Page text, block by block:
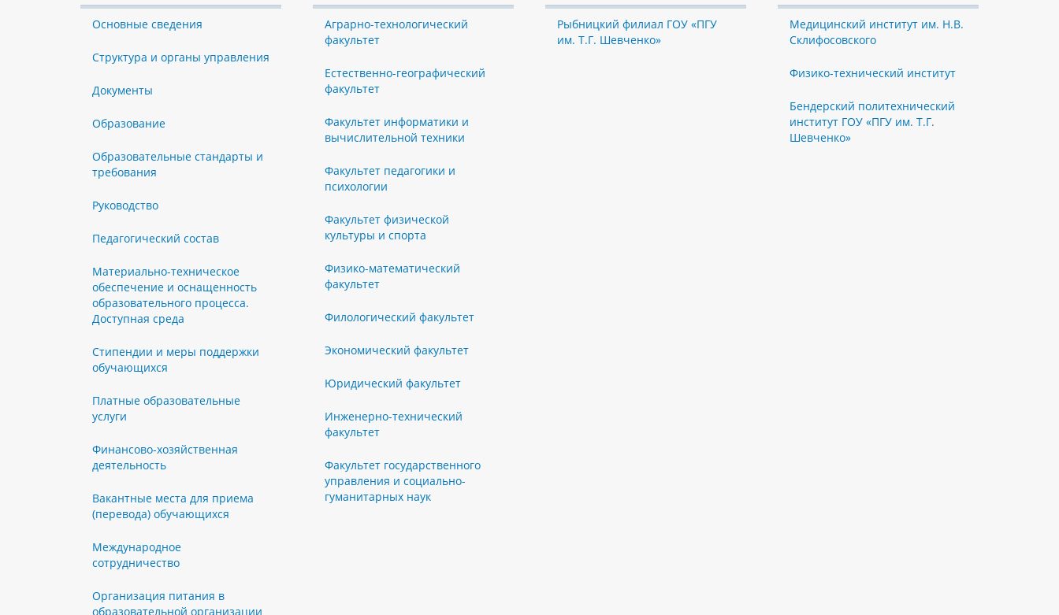
Основные сведения
Структура и органы управления
Документы
Образование
Образовательные стандарты и
требования
Руководство
Педагогический состав
Материально-техническое
обеспечение и оснащенность
образовательного процесса.
Доступная среда
Стипендии и меры поддержки
обучающихся
Платные образовательные
услуги
Финансово-хозяйственная
деятельность
Вакантные места для приема
(перевода) обучающихся
Международное
сотрудничество
Организация питания в
образовательной организации
Аграрно-технологический
факультет
Естественно-географический
факультет
Факультет информатики и
вычислительной техники
Факультет педагогики и
психологии
Факультет физической
культуры и спорта
Физико-математический
факультет
Филологический факультет
Экономический факультет
Юридический факультет
Инженерно-технический
факультет
Факультет государственного
управления и социально-
гуманитарных наук
Рыбницкий филиал ГОУ «ПГУ
им. Т.Г. Шевченко»
Медицинский институт им. Н.В.
Склифосовского
Физико-технический институт
Бендерский политехнический
институт ГОУ «ПГУ им. Т.Г.
Шевченко»